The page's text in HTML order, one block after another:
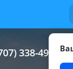
338-49-49